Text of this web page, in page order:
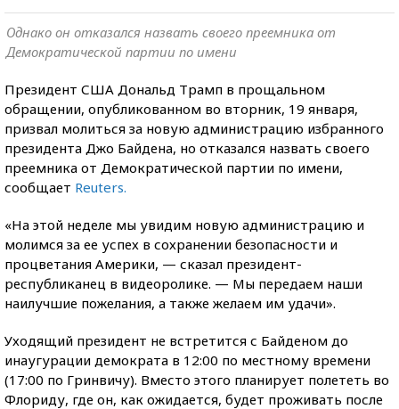
Однако он отказался назвать своего преемника от
Демократической партии по имени
Президент США Дональд Трамп в прощальном
обращении, опубликованном во вторник, 19 января,
призвал молиться за новую администрацию избранного
президента Джо Байдена, но отказался назвать своего
преемника от Демократической партии по имени,
сообщает Reuters.
«На этой неделе мы увидим новую администрацию и
молимся за ее успех в сохранении безопасности и
процветания Америки, — сказал президент-
республиканец в видеоролике. — Мы передаем наши
наилучшие пожелания, а также желаем им удачи».
Уходящий президент не встретится с Байденом до
инаугурации демократа в 12:00 по местному времени
(17:00 по Гринвичу). Вместо этого планирует полететь во
Флориду, где он, как ожидается, будет проживать после